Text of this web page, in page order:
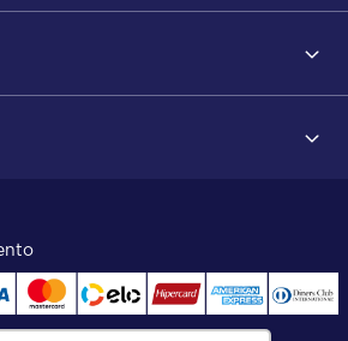
da entrega
9000
8h às 17h30